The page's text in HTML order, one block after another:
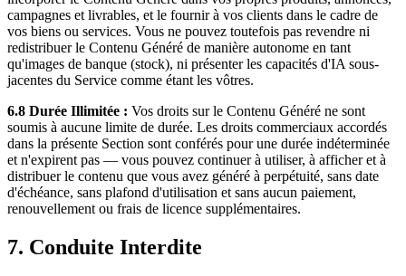
campagnes et livrables, et le fournir à vos clients dans le cadre de
vos biens ou services. Vous ne pouvez toutefois pas revendre ni
redistribuer le Contenu Généré de manière autonome en tant
qu'images de banque (stock), ni présenter les capacités d'IA sous-
jacentes du Service comme étant les vôtres.
6.8 Durée Illimitée : Vos droits sur le Contenu Généré ne sont
soumis à aucune limite de durée. Les droits commerciaux accordés
dans la présente Section sont conférés pour une durée indéterminée
et n'expirent pas — vous pouvez continuer à utiliser, à afficher et à
distribuer le contenu que vous avez généré à perpétuité, sans date
d'échéance, sans plafond d'utilisation et sans aucun paiement,
renouvellement ou frais de licence supplémentaires.
7. Conduite Interdite